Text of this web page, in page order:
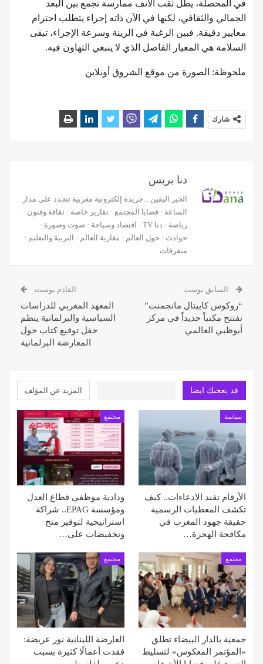
في المحصلة، يظل ثقب الأنف ممارسة تجمع بين البعد
الجمالي والثقافي، لكنها في الآن ذاته إجراء يتطلب احترام
معايير دقيقة. فبين الرغبة في الزينة وسرعة الإجراء، تبقى
السلامة هي المعيار الفاصل الذي لا ينبغي التهاون فيه.
ملحوظة: الصورة من موقع الشروق أونلاين
شارك
دنا بريس
الخبر اليقين ...جريدة إلكترونية مغربية تتجدد على مدار
الساعة · قضايا المجتمع · تقارير خاصة · ثقافة وفنون ·
رياضة · دنا TV · اقتصاد وسياحة · صوت وصورة ·
حوادث · حول العالم · مغاربة العالم · التربية والتعليم ·
متفرقات
السابق بوست
“روكوس كابيتال مانجمنت”
تفتتح مكتباً جديداً في مركز
أبوظبي العالمي
القادم بوست
المعهد المغربي للدراسات
السياسية والبرلمانية ينظم
حفل توقيع كتاب حول
المعارضة البرلمانية
قد يعجبك ايضا المزيد عن المؤلف
سياسة
الأرقام تفند الادعاءات.. كيف
تكشف المعطيات الرسمية
حقيقة جهود المغرب في
مكافحة الهجرة…
مجتمع
ودادية موظفي قطاع العدل
ومؤسسة EPAG.. شراكة
استراتيجية لتوفير منح
وتخفيضات على…
مجتمع
جمعية بالدار البيضاء تطلق
«المؤتمر المعكوس» لتسليط
مجتمع
العارضة اللبنانية نور عريضة:
فقدت أعمالًا كثيرة بسبب